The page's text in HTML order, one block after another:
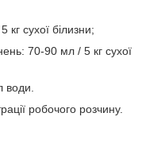
сухої білизни;
70-90 мл / 5 кг сухої
води.
робочого розчину.